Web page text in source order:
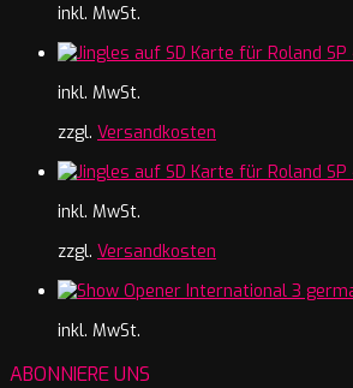
inkl. MwSt.
inkl. MwSt.
zzgl. Versandkosten
inkl. MwSt.
zzgl. Versandkosten
inkl. MwSt.
ABONNIERE UNS